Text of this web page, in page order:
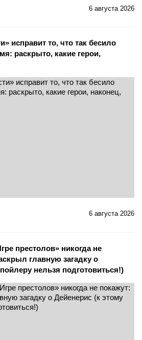
6 августа 2026
исправит то, что так бесило
раскрыто, какие герои,
6 августа 2026
престолов» никогда не
главную загадку о
нельзя подготовиться!)